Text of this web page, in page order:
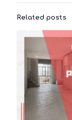
Related posts